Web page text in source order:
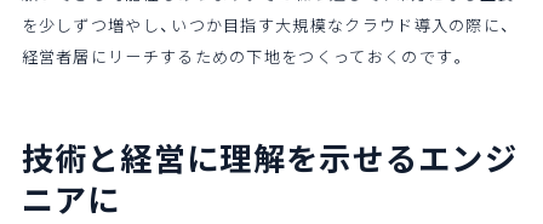
を少しずつ増やし、いつか目指す大規模なクラウド導入の際に、
経営者層にリーチするための下地をつくっておくのです。
技術と経営に理解を示せるエンジ
ニアに